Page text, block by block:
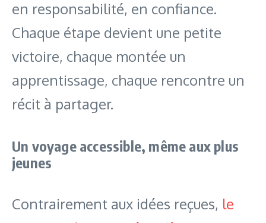
en responsabilité, en confiance.
Chaque étape devient une petite
victoire, chaque montée un
apprentissage, chaque rencontre un
récit à partager.
Un voyage accessible, même aux plus
jeunes
Contrairement aux idées reçues, le